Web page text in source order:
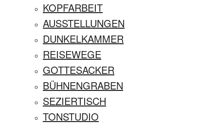
KOPFARBEIT
AUSSTELLUNGEN
DUNKELKAMMER
REISEWEGE
GOTTESACKER
BÜHNENGRABEN
SEZIERTISCH
TONSTUDIO